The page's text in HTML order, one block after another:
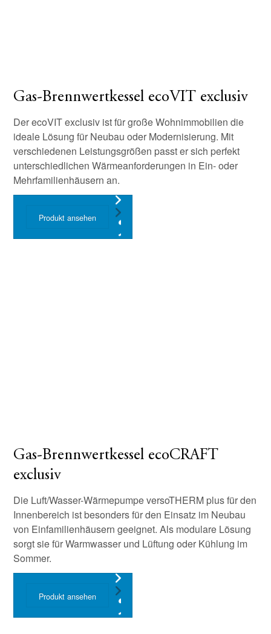
Gas-Brennwertkessel ecoVIT exclusiv
Der ecoVIT exclusiv ist für große Wohnimmobilien die
ideale Lösung für Neubau oder Modernisierung. Mit
verschiedenen Leistungsgrößen passt er sich perfekt
unterschiedlichen Wärmeanforderungen in Ein- oder
Mehrfamilienhäusern an.
Produkt ansehen
Gas-Brennwertkessel ecoCRAFT
exclusiv
Die Luft/Wasser-Wärmepumpe versoTHERM plus für den
Innenbereich ist besonders für den Einsatz im Neubau
von Einfamilienhäusern geeignet. Als modulare Lösung
sorgt sie für Warmwasser und Lüftung oder Kühlung im
Sommer.
Produkt ansehen